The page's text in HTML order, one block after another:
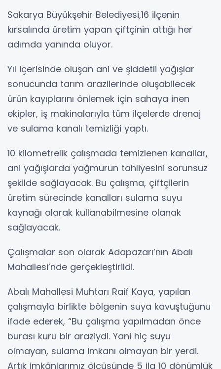
Sakarya Büyükşehir Belediyesi,16 ilçenin
kırsalında üretim yapan çiftçinin attığı her
adımda yanında oluyor.
Yıl içerisinde oluşan ani ve şiddetli yağışlar
sonucunda tarım arazilerinde oluşabilecek
ürün kayıplarını önlemek için sahaya inen
ekipler, iş makinalarıyla tüm ilçelerde drenaj
ve sulama kanalı temizliği yaptı.
10 kilometrelik çalışmada temizlenen kanallar,
ani yağışlarda yağmurun tahliyesini sorunsuz
şekilde sağlayacak. Bu çalışma, çiftçilerin
üretim sürecinde kanalları sulama suyu
kaynağı olarak kullanabilmesine olanak
sağlayacak.
Çalışmalar son olarak Adapazarı’nın Abalı
Mahallesi’nde gerçekleştirildi.
Abalı Mahallesi Muhtarı Raif Kaya, yapılan
çalışmayla birlikte bölgenin suya kavuştuğunu
ifade ederek, “Bu çalışma yapılmadan önce
burası kuru bir araziydi. Yani hiç suyu
olmayan, sulama imkanı olmayan bir yerdi.
Artık imkânlarımız ölçüsünde 5 ila 10 dönümlük